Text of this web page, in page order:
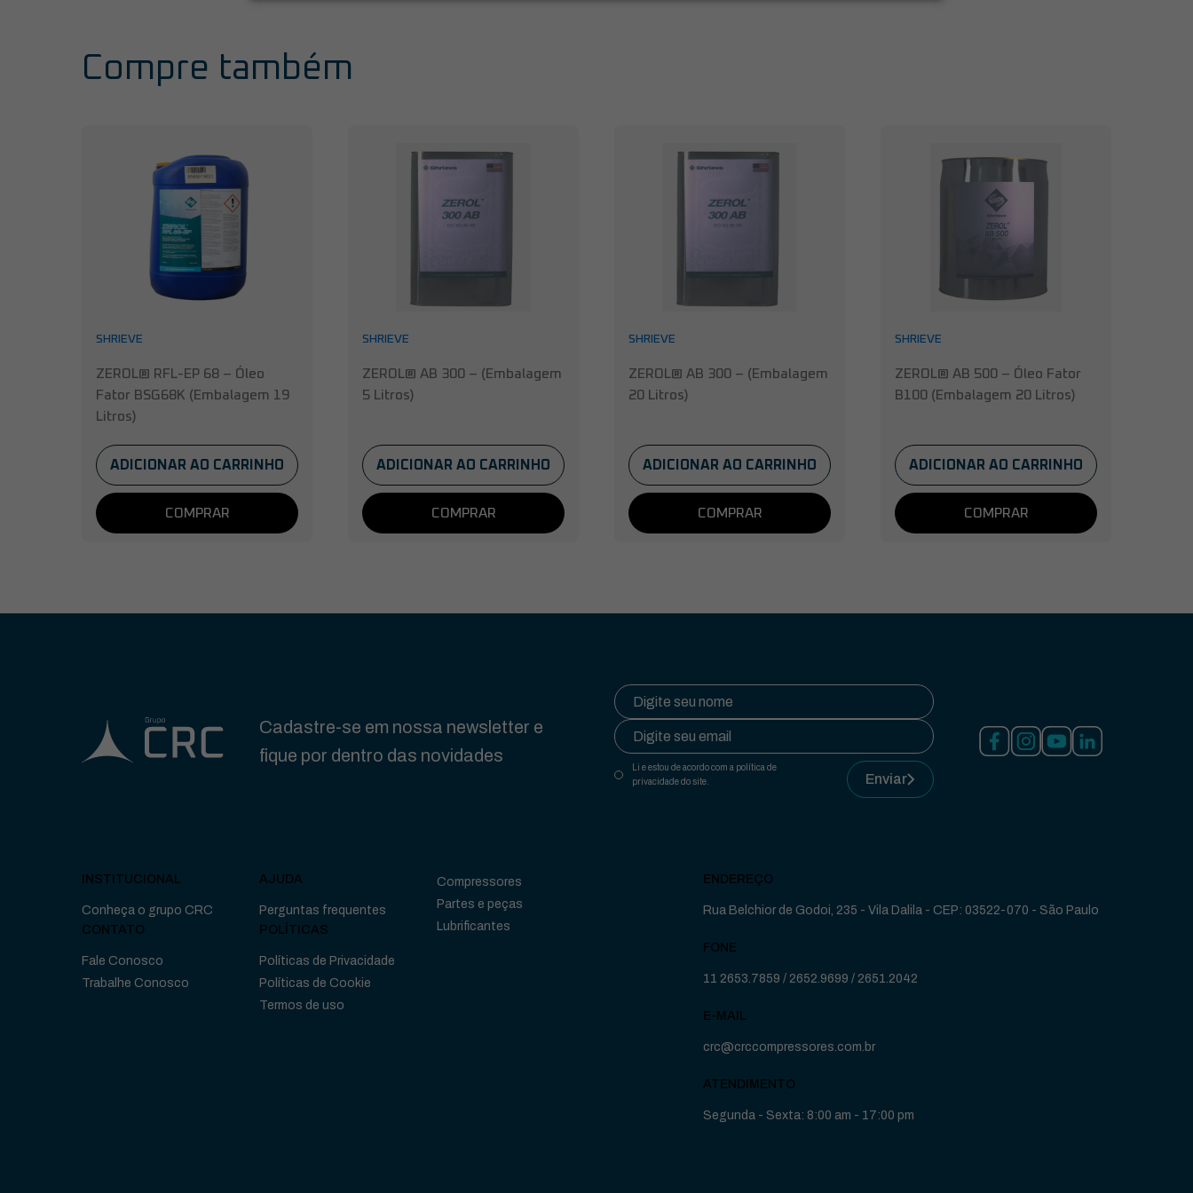
Compre também
SHRIEVE
ZEROL® RFL-EP 68 – Óleo
Fator BSG68K (Embalagem 19
Litros)
ADICIONAR AO CARRINHO
COMPRAR
SHRIEVE
ZEROL® AB 300 – (Embalagem
5 Litros)
ADICIONAR AO CARRINHO
COMPRAR
SHRIEVE
ZEROL® AB 300 – (Embalagem
20 Litros)
ADICIONAR AO CARRINHO
COMPRAR
SHRIEVE
ZEROL® AB 500 – Óleo Fator
B100 (Embalagem 20 Litros)
ADICIONAR AO CARRINHO
COMPRAR
Cadastre-se em nossa newsletter e
fique por dentro das novidades
Li e estou de acordo com a política de
privacidade do site.
Enviar
INSTITUCIONAL
Conheça o grupo CRC
CONTATO
Fale Conosco
Trabalhe Conosco
AJUDA
Perguntas frequentes
POLÍTICAS
Políticas de Privacidade
Políticas de Cookie
Termos de uso
Compressores
Partes e peças
Lubrificantes
ENDEREÇO
Rua Belchior de Godoi, 235 - Vila Dalila - CEP: 03522-070 - São Paulo
FONE
11 2653.7859 / 2652.9699 / 2651.2042
E-MAIL
crc@crccompressores.com.br
ATENDIMENTO
Segunda - Sexta: 8:00 am - 17:00 pm